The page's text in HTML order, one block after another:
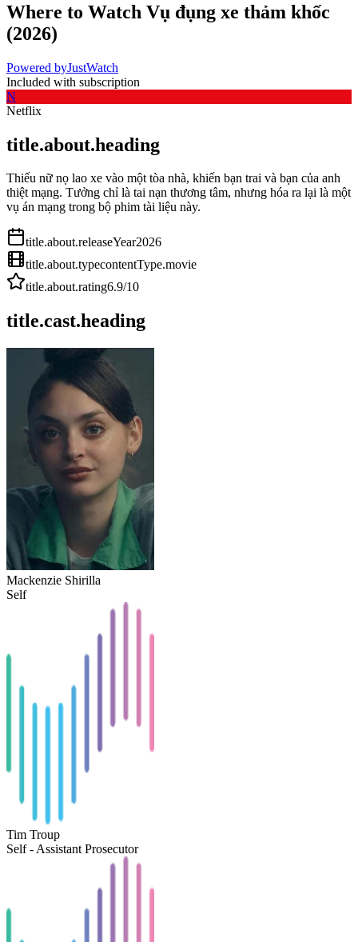
Where to Watch Vụ đụng xe thảm khốc
(2026)
Powered byJustWatch
Included with subscription
N
Netflix
title.about.heading
Thiếu nữ nọ lao xe vào một tòa nhà, khiến bạn trai và bạn của anh
thiệt mạng. Tưởng chỉ là tai nạn thương tâm, nhưng hóa ra lại là một
vụ án mạng trong bộ phim tài liệu này.
title.about.releaseYear2026
title.about.typecontentType.movie
title.about.rating6.9/10
title.cast.heading
Mackenzie Shirilla
Self
Tim Troup
Self - Assistant Prosecutor